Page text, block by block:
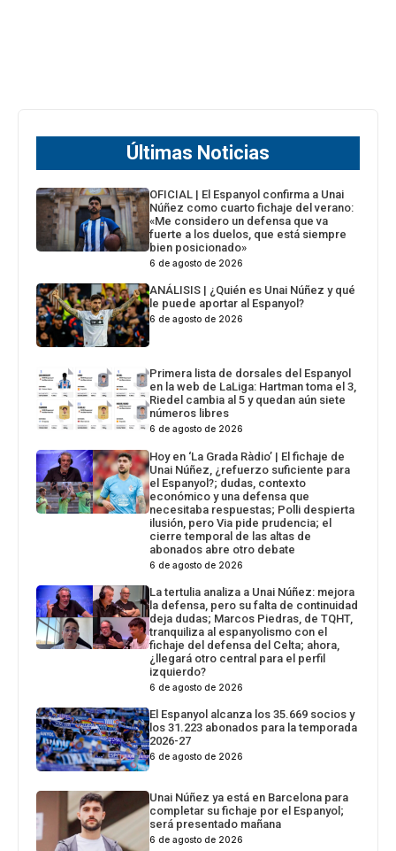
Últimas Noticias
OFICIAL | El Espanyol confirma a Unai
Núñez como cuarto fichaje del verano:
«Me considero un defensa que va
fuerte a los duelos, que está siempre
bien posicionado»
6 de agosto de 2026
ANÁLISIS | ¿Quién es Unai Núñez y qué
le puede aportar al Espanyol?
6 de agosto de 2026
Primera lista de dorsales del Espanyol
en la web de LaLiga: Hartman toma el 3,
Riedel cambia al 5 y quedan aún siete
números libres
6 de agosto de 2026
Hoy en ‘La Grada Ràdio’ | El fichaje de
Unai Núñez, ¿refuerzo suficiente para
el Espanyol?; dudas, contexto
económico y una defensa que
necesitaba respuestas; Polli despierta
ilusión, pero Via pide prudencia; el
cierre temporal de las altas de
abonados abre otro debate
6 de agosto de 2026
La tertulia analiza a Unai Núñez: mejora
la defensa, pero su falta de continuidad
deja dudas; Marcos Piedras, de TQHT,
tranquiliza al espanyolismo con el
fichaje del defensa del Celta; ahora,
¿llegará otro central para el perfil
izquierdo?
6 de agosto de 2026
El Espanyol alcanza los 35.669 socios y
los 31.223 abonados para la temporada
2026-27
6 de agosto de 2026
Unai Núñez ya está en Barcelona para
completar su fichaje por el Espanyol;
será presentado mañana
6 de agosto de 2026